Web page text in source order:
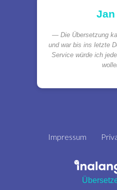
Jan
Die Übersetzung
und war bis ins letzte
Service würde ich
Impressum